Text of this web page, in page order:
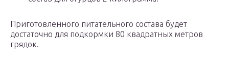
Приготовленного питательного состава будет
достаточно для подкормки 80 квадратных метров
грядок.